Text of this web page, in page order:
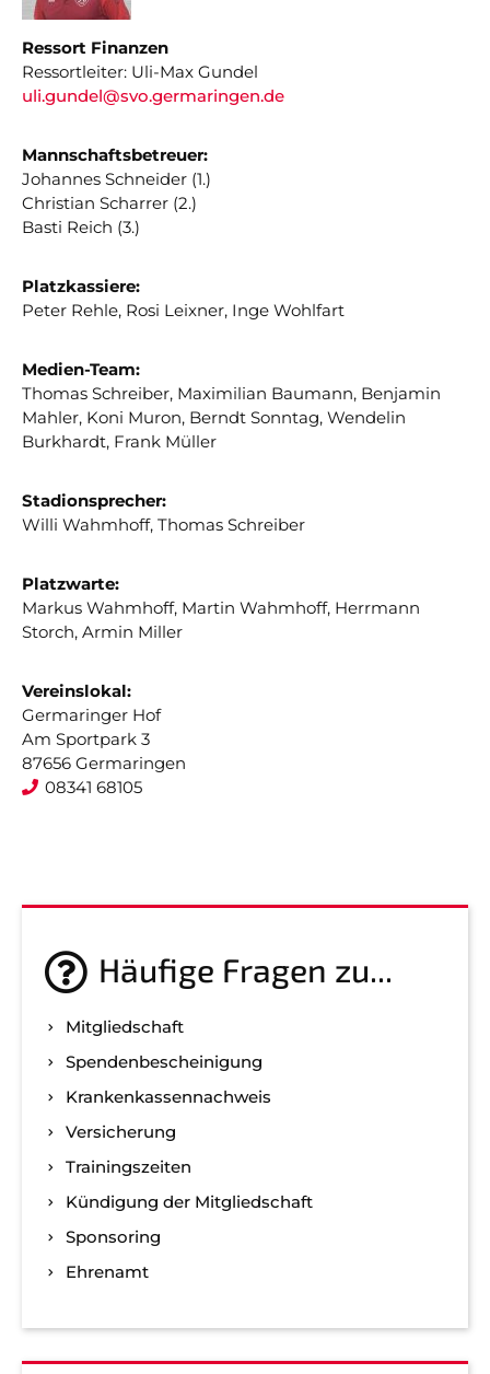
Ressort Finanzen
Ressortleiter: Uli-Max Gundel
uli.gundel@svo.germaringen.de
Mannschaftsbetreuer:
Johannes Schneider (1.)
Christian Scharrer (2.)
Basti Reich (3.)
Platzkassiere:
Peter Rehle, Rosi Leixner, Inge Wohlfart
Medien-Team:
Thomas Schreiber, Maximilian Baumann, Benjamin
Mahler, Koni Muron, Berndt Sonntag, Wendelin
Burkhardt, Frank Müller
Stadionsprecher:
Willi Wahmhoff, Thomas Schreiber
Platzwarte:
Markus Wahmhoff, Martin Wahmhoff, Herrmann
Storch, Armin Miller
Vereinslokal:
Germaringer Hof
Am Sportpark 3
87656 Germaringen
08341 68105
Häufige Fragen zu...
Mitgliedschaft
Spenden­bescheinigung
Kranken­kassen­nachweis
Versicherung
Trainingszeiten
Kündigung der Mitgliedschaft
Sponsoring
Ehrenamt